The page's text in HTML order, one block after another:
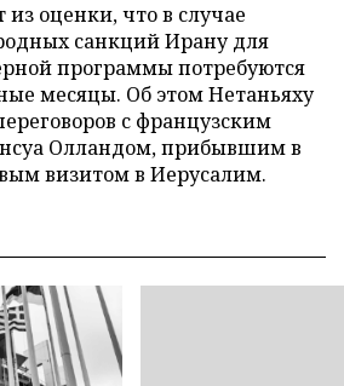
из оценки, что в случае
санкций Ирану для
программы потребуются
месяцы. Об этом Нетаньяху
с французским
Олландом, прибывшим в
визитом в Иерусалим.